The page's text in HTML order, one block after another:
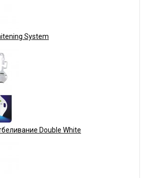
System
Double White